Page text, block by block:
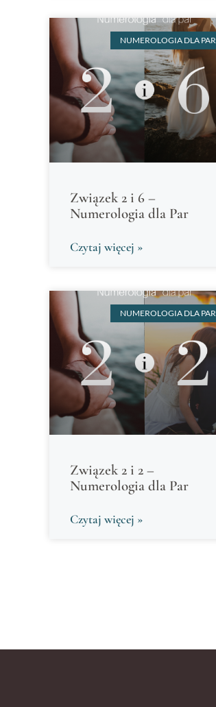
NUMEROLOGIA DLA PAR
Związek 2 i 6 –
Numerologia dla Par
Czytaj więcej »
NUMEROLOGIA DLA PAR
Związek 2 i 2 –
Numerologia dla Par
Czytaj więcej »